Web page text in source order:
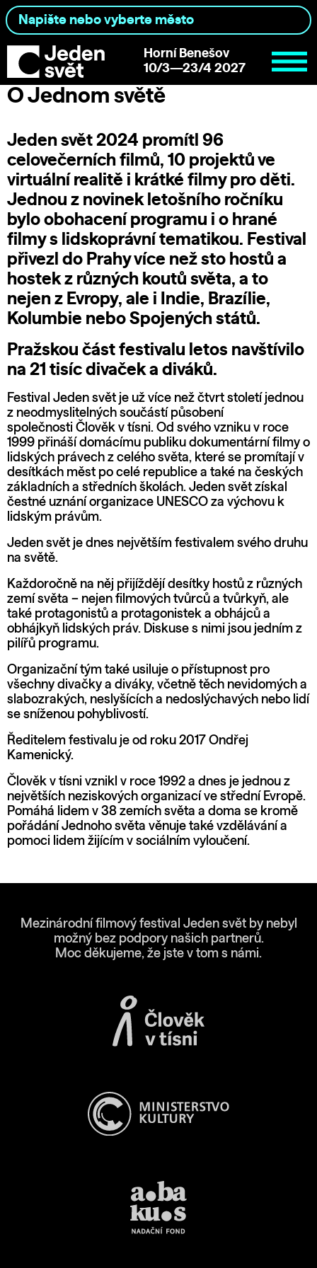
Horní Benešov
10/3—23/4 2027
O Jednom světě
Jeden svět 2024 promítl 96
celovečerních filmů, 10 projektů ve
virtuální realitě i krátké filmy pro děti.
Jednou z novinek letošního ročníku
bylo obohacení programu i o hrané
filmy s lidskoprávní tematikou. Festival
přivezl do Prahy více než sto hostů a
hostek z různých koutů světa, a to
nejen z Evropy, ale i Indie, Brazílie,
Kolumbie nebo Spojených států.
Pražskou část festivalu letos navštívilo
na 21 tisíc divaček a diváků.
Festival Jeden svět je už více než čtvrt století jednou
z neodmyslitelných součástí působení
společnosti Člověk v tísni. Od svého vzniku v roce
1999 přináší domácímu publiku dokumentární filmy o
lidských právech z celého světa, které se promítají v
desítkách měst po celé republice a také na českých
základních a středních školách. Jeden svět získal
čestné uznání organizace UNESCO za výchovu k
lidským právům.
Jeden svět je dnes největším festivalem svého druhu
na světě.
Každoročně na něj přijíždějí desítky hostů z různých
zemí světa – nejen filmových tvůrců a tvůrkyň, ale
také protagonistů a protagonistek a obhájců a
obhájkyň lidských práv. Diskuse s nimi jsou jedním z
pilířů programu.
Organizační tým také usiluje o přístupnost pro
všechny divačky a diváky, včetně těch nevidomých a
slabozrakých, neslyšících a nedoslýchavých nebo lidí
se sníženou pohyblivostí.
Ředitelem festivalu je od roku 2017 Ondřej
Kamenický.
Člověk v tísni vznikl v roce 1992 a dnes je jednou z
největších neziskových organizací ve střední Evropě.
Pomáhá lidem v 38 zemích světa a doma se kromě
pořádání Jednoho světa věnuje také vzdělávání a
pomoci lidem žijícím v sociálním vyloučení.
Mezinárodní filmový festival Jeden svět by nebyl
možný bez podpory našich partnerů.
Moc děkujeme, že jste v tom s námi.